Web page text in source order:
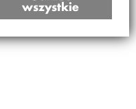
wszystkie